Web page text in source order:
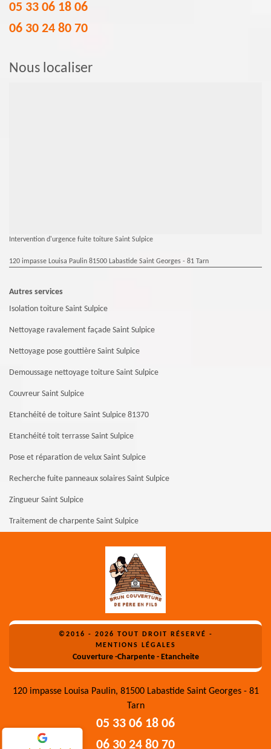
05 33 06 18 06
06 30 24 80 70
Nous localiser
Intervention d'urgence fuite toiture Saint Sulpice
120 impasse Louisa Paulin 81500 Labastide Saint Georges - 81 Tarn
Autres services
Isolation toiture Saint Sulpice
Nettoyage ravalement façade Saint Sulpice
Nettoyage pose gouttière Saint Sulpice
Demoussage nettoyage toiture Saint Sulpice
Couvreur Saint Sulpice
Etanchéité de toiture Saint Sulpice 81370
Etanchéité toit terrasse Saint Sulpice
Pose et réparation de velux Saint Sulpice
Recherche fuite panneaux solaires Saint Sulpice
Zingueur Saint Sulpice
Traitement de charpente Saint Sulpice
©2016 - 2026 TOUT DROIT RÉSERVÉ -
MENTIONS LÉGALES
Couverture -Charpente - Etancheite
120 impasse Louisa Paulin, 81500 Labastide Saint Georges - 81
Tarn
05 33 06 18 06
06 30 24 80 70